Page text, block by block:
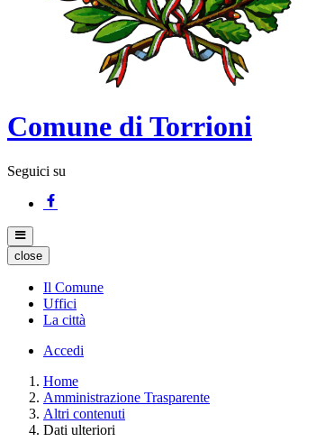
Comune di Torrioni
Seguici su
close
Il Comune
Uffici
La città
Accedi
Home
Amministrazione Trasparente
Altri contenuti
Dati ulteriori